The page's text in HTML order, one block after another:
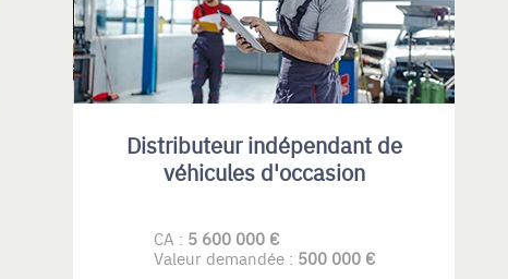
Distributeur indépendant de
véhicules d'occasion
CA : 5 600 000 €
Valeur demandée : 500 000 €